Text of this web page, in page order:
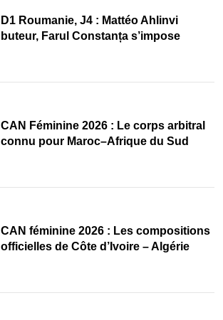
D1 Roumanie, J4 : Mattéo Ahlinvi
buteur, Farul Constanța s’impose
‎CAN Féminine 2026 : Le corps arbitral
connu pour Maroc–Afrique du Sud
‎CAN féminine 2026 : Les compositions
officielles de Côte d’Ivoire – Algérie